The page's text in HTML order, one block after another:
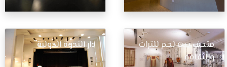
متحف بيت لحم للتراث
والثقافة
دار الندوة الدولية